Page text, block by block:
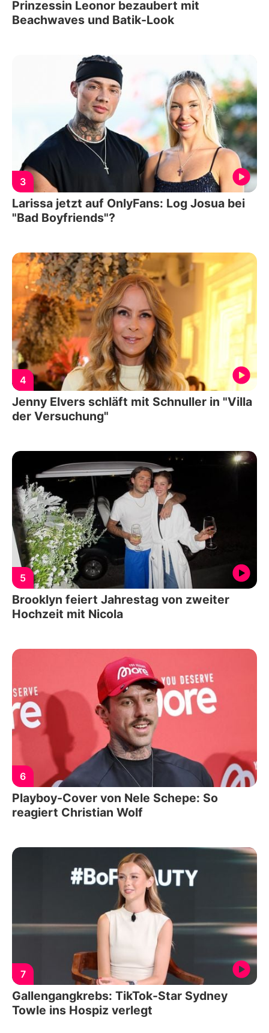
Prinzessin Leonor bezaubert mit
Beachwaves und Batik-Look
3
Larissa jetzt auf OnlyFans: Log Josua bei
"Bad Boyfriends"?
4
Jenny Elvers schläft mit Schnuller in "Villa
der Versuchung"
5
Brooklyn feiert Jahrestag von zweiter
Hochzeit mit Nicola
6
Playboy-Cover von Nele Schepe: So
reagiert Christian Wolf
7
Gallengangkrebs: TikTok-Star Sydney
Towle ins Hospiz verlegt